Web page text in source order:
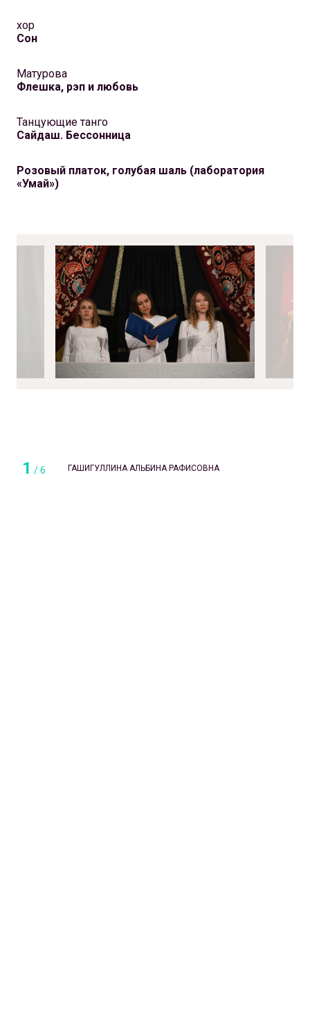
хор
Сон
Матурова
Флешка, рэп и любовь
Танцующие танго
Сайдаш. Бессонница
Розовый платок, голубая шаль (лаборатория
«Умай»)
1 /6 ГАШИГУЛЛИНА АЛЬБИНА РАФИСОВНА